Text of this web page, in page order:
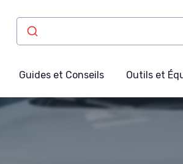
Guides et Conseils Outils et